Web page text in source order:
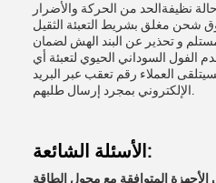
نظيفةالحد من الحركة والأضرار
شحن مغلق بشريط التعبئة الثقيل
و تحذير عن البند الهش لضمان
الفول السوداني الحيوي لتعبئة أي
العملاء رقم تعقب عبر البريد
الأسئلة الشائعة: